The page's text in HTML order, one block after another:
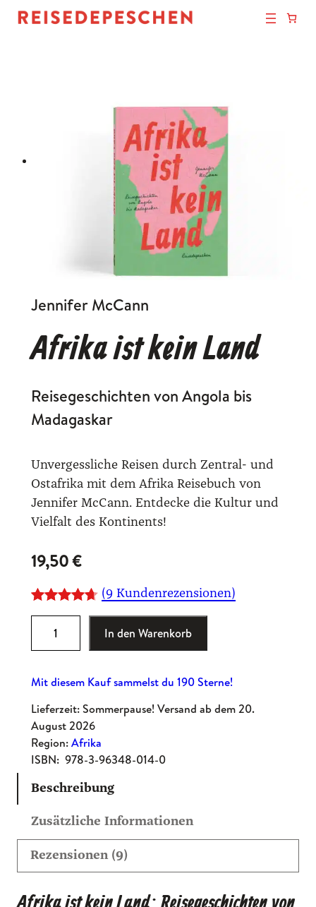
Jennifer McCann
Afrika ist kein Land
Reisegeschichten von Angola bis
Madagaskar
Unvergessliche Reisen durch Zentral- und
Ostafrika mit dem Afrika Reisebuch von
Jennifer McCann. Entdecke die Kultur und
Vielfalt des Kontinents!
19,50€
Bewertet
mit4.67
von 5,
9
Kundenbew
ertungen
(9 Kundenrezensionen)
i
a
i
s
k
e
n
L
In den Warenkorb
Mit diesem Kauf sammelst du 190 Sterne!
Lieferzeit: Sommerpause! Versand ab dem 20.
August 2026
Region:Afrika
ISBN: 978-3-96348-014-0
Beschreibung
Zusätzliche Informationen
Rezensionen (9)